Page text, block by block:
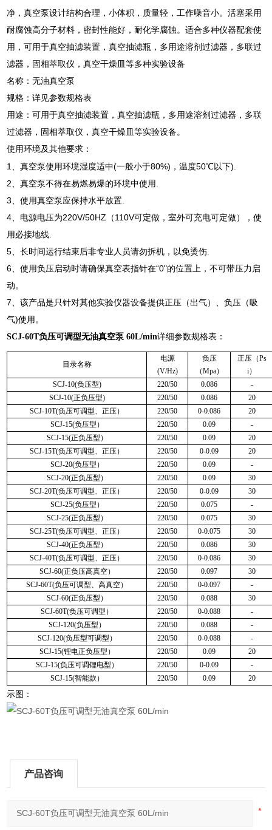
净，真空泵设计结构合理，小体积，质量轻，工作噪音小。活塞采用
耐腐蚀高分子材料，密封性能好，耐化学腐蚀。适合多种仪器配套使
用，可用于真空抽滤装置，真空抽滤瓶，多用途溶剂过滤器，多联过
滤器，固相萃取仪，真空干燥皿等多种实验设备
名称：无油真空泵
规格：详见参数规格表
用途：可用于真空抽滤装置，真空抽滤瓶，多用途溶剂过滤器，多联
过滤器，固相萃取仪，真空干燥皿等实验设备。
使用环境及其他要求：
1、真空泵使用环境湿度适中(一般小于80%)，温度50℃以下).
2、真空泵不得在易燃易爆的环境中使用.
3、使用真空泵应保持水平放置.
4、电源电压为220V/50HZ（110V可定做，室外可充电可定做），使
用必接地线.
5、长时间运行结束后非专业人员请勿拆机，以免烫伤.
6、使用负压启动时请确保真空表指针在“0"的位置上，不可带压力启
动。
7、该产品是只针对其他实验仪器设备提供正压（出气）、负压（吸
气)使用。
SCJ-60T负压可调型无油真空泵 60L/min详细参数规格表：
目录名称
电源
(V/Hz)
负压
（Mpa）
正压（Ps
i）
SCJ-10(负压型)
220/50 0.086
-
SCJ-10(正负压型)
220/50 0.086
20
SCJ-10T(负压可调型、正压）
220/50 0-0.086
20
SCJ-15(负压型）
220/50 0.09
-
SCJ-15(正负压型）
220/50 0.09
20
SCJ-15T(负压可调型、正压）
220/50 0-0.09
20
SCJ-20(负压型）
220/50 0.09
-
SCJ-20(正负压型）
220/50 0.09
30
SCJ-20T(负压可调型、正压）
220/50 0-0.09
30
SCJ-25(负压型）
220/50 0.075
-
SCJ-25(正负压型）
220/50 0.075
30
SCJ-25T(负压可调型、正压）
220/50 0-0.075
30
SCJ-40(正负压型）
220/50 0.086
30
SCJ-40T(负压可调型、正压）
220/50 0-0.086
30
SCJ-60(正负压高真空）
220/50 0.097
30
SCJ-60T(负压可调型、高真空）
220/50 0-0.097
-
SCJ-60(正负压型）
220/50 0.088
30
SCJ-60T(负压可调型）
220/50 0-0.088
-
SCJ-120(负压型）
220/50 0.088
-
SCJ-120(负压型可调型）
220/50 0-0.088
-
SCJ-15(锂电正负压型）
220/50 0.09
20
SCJ-15(负压可调锂电型）
220/50 0-0.09
-
SCJ-15(智能款）
220/50 0.09 20
示图：
产品咨询